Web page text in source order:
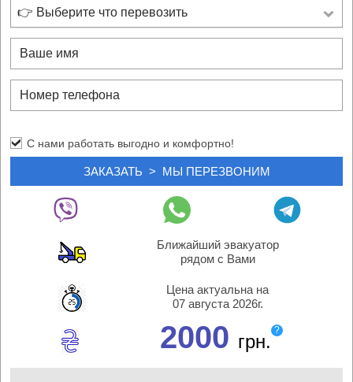
й
у
👉 Выберите что перевозить
С нами работать выгодно и комфортно!
Ближайший эвакуатор
рядом с Вами
Цена актуальна на
07 августа 2026г.
2000 грн.
?